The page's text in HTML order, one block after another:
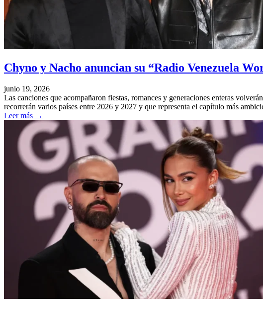
Chyno y Nacho anuncian su “Radio Venezuela
junio 19, 2026
Las canciones que acompañaron fiestas, romances y generaciones enteras
recorrerán varios países entre 2026 y 2027 y que representa el capítulo más
Leer más →